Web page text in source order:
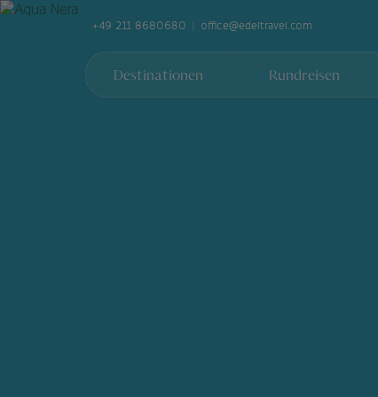
+49 211 8680680 office@edeltravel.com
Destinationen Rundreisen